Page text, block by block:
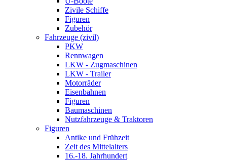
Zivile Schiffe
Figuren
Zubehör
Fahrzeuge (zivil)
PKW
Rennwagen
LKW - Zugmaschinen
LKW - Trailer
Motorräder
Eisenbahnen
Figuren
Baumaschinen
Nutzfahrzeuge & Traktoren
Figuren
Antike und Frühzeit
Zeit des Mittelalters
16.-18. Jahrhundert